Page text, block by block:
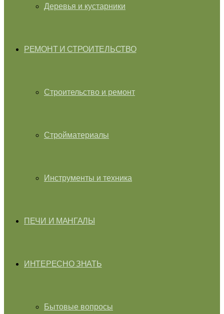
Деревья и кустарники
РЕМОНТ И СТРОИТЕЛЬСТВО
Строительство и ремонт
Стройматериалы
Инструменты и техника
ПЕЧИ И МАНГАЛЫ
ИНТЕРЕСНО ЗНАТЬ
Бытовые вопросы